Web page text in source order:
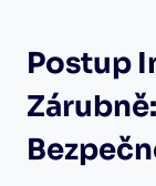
Postup